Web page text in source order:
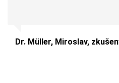
Dr. Müller, Miroslav,